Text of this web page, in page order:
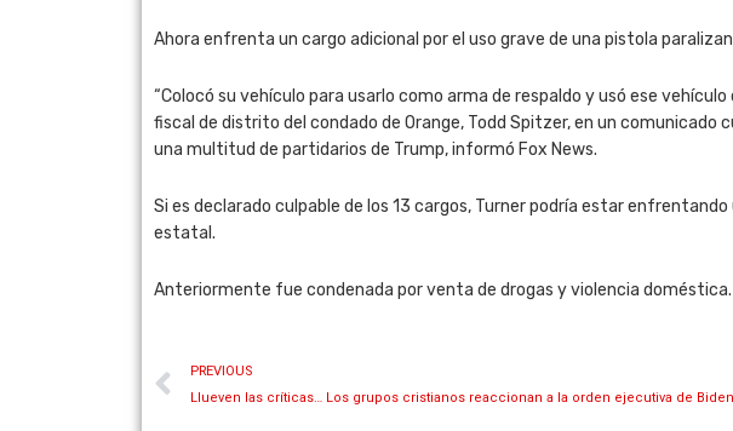
Ahora enfrenta un cargo adicional por el uso grave de una pistola
“Colocó su vehículo para usarlo como arma de respaldo y usó ese
fiscal de distrito del condado de Orange, Todd Spitzer, en un
una multitud de partidarios de Trump, informó Fox News.
Si es declarado culpable de los 13 cargos, Turner podría estar
estatal.
Anteriormente fue condenada por venta de drogas y violencia doméstica.
PREVIOUS